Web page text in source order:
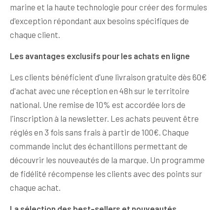
marine et la haute technologie pour créer des formules
d'exception répondant aux besoins spécifiques de
chaque client.
Les avantages exclusifs pour les achats en ligne
Les clients bénéficient d'une livraison gratuite dès 60€
d'achat avec une réception en 48h sur le territoire
national. Une remise de 10% est accordée lors de
l'inscription à la newsletter. Les achats peuvent être
réglés en 3 fois sans frais à partir de 100€. Chaque
commande inclut des échantillons permettant de
découvrir les nouveautés de la marque. Un programme
de fidélité récompense les clients avec des points sur
chaque achat.